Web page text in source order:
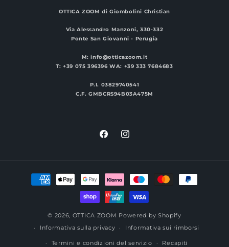
OTTICA ZOOM di Giombolini Christian
Via Alessandro Manzoni, 330-332
Ponte San Giovanni - Perugia
M: info@otticazoom.it
T: +39 075 396396 WA: +39 333 7684683
P.I. 03829740541
C.F. GMBCRS94B03A475M
FacebookInstagram
Metodi
© 2026, OTTICA ZOOM Powered by Shopify
Informativa sulla privacy
Informativa sui rimborsi
Termini e condizioni del servizio Recapiti